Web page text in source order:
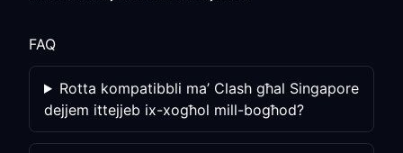
FAQ
Rotta kompatibbli ma’ Clash għal Singapore
dejjem ittejjeb ix-xogħol mill-bogħod?